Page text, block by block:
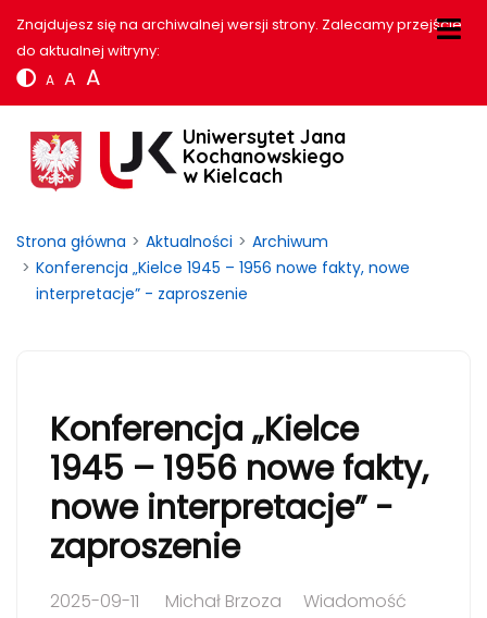
Znajdujesz się na archiwalnej wersji strony. Zalecamy przejście
do aktualnej witryny:
A A A
Uniwersytet Jana
Kochanowskiego
w Kielcach
Strona główna Aktualności
Archiwum
Konferencja „Kielce 1945 – 1956 nowe fakty, nowe
interpretacje” - zaproszenie
Konferencja „Kielce
1945 – 1956 nowe fakty,
nowe interpretacje” -
zaproszenie
2025-09-11 Michał Brzoza
Wiadomość